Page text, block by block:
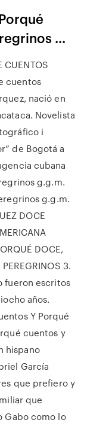
...
cuentos
nació en
Novelista
i
de Bogotá a
cubana
g.g.m.
g.g.m.
DOCE
DOCE,
3.
fueron escritos
años.
Y Porqué
cuentos y
hispano
García
que prefiero y
que
Gabo como lo